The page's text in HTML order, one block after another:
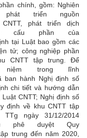
chính, gồm: Nghiên
triển nguồn
phát triển dịch
cấu phần của
tại Luật bao gồm các
tử; công nghiệp phần
CNTT tập trung. Để
trong lĩnh
ban hành Nghị định số
chi tiết và hướng dẫn
CNTT; Nghị định số
định về khu CNTT tập
ngày 31/12/2014
phê duyệt Quy
trung đến năm 2020,